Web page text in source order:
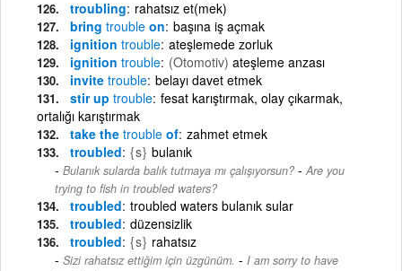
troubling rahatsız et(mek)
bring trouble on başına iş açmak
ignition trouble ateşlemede zorluk
ignition trouble (Otomotiv) ateşleme anzası
invite trouble belayı davet etmek
stir up trouble fesat karıştırmak, olay çıkarmak,
ortalığı karıştırmak
take the trouble of zahmet etmek
troubled {s} bulanık
Bulanık sularda balık tutmaya mı çalışıyorsun? - Are you
trying to fish in troubled waters?
troubled troubled waters bulanık sular
troubled düzensizlik
troubled {s} rahatsız
Sizi rahatsız ettiğim için üzgünüm. - I am sorry to have